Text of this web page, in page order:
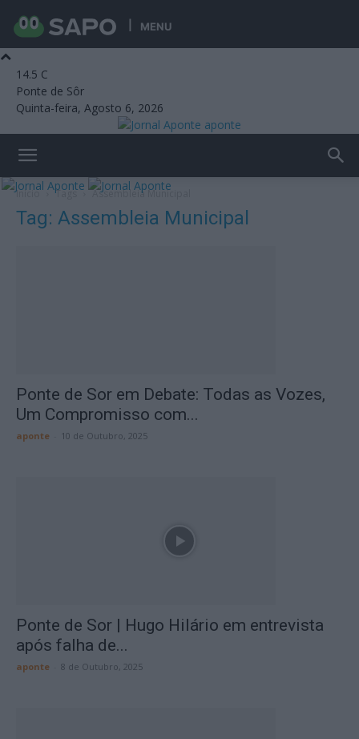
MENU
14.5 C
Ponte de Sôr
Quinta-feira, Agosto 6, 2026
aponte
Início Tags Assembleia Municipal
Tag: Assembleia Municipal
Ponte de Sor em Debate: Todas as Vozes,
Um Compromisso com...
aponte 10 de Outubro, 2025
Ponte de Sor | Hugo Hilário em entrevista
após falha de...
aponte 8 de Outubro, 2025